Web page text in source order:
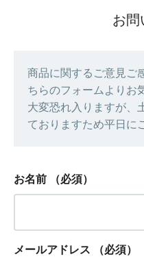
お問
商品に関するご意見ご
ちらのフォームよりお
大変恐れ入りますが、
ておりますため平日に
お名前 （必須）
メールアドレス （必須）